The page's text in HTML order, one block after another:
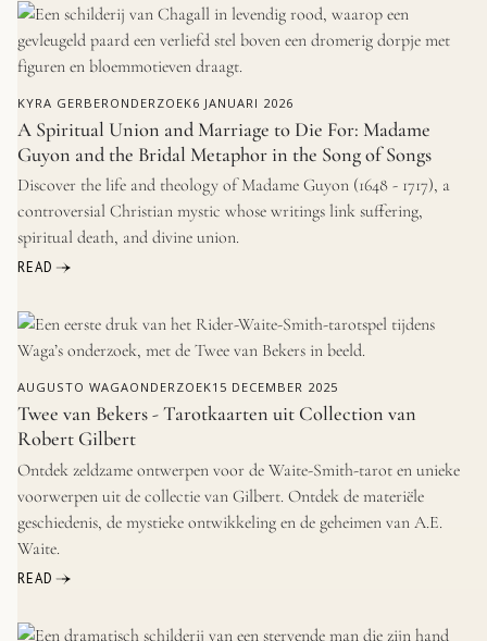
KYRA GERBER ONDERZOEK6 JANUARI 2026
A Spiritual Union and Marriage to Die For: Madame
Guyon and the Bridal Metaphor in the Song of Songs
Discover the life and theology of Madame Guyon (1648 - 1717), a
controversial Christian mystic whose writings link suffering,
spiritual death, and divine union.
READ
AUGUSTO WAGAONDERZOEK15 DECEMBER 2025
Twee van Bekers - Tarotkaarten uit Collection van
Robert Gilbert
Ontdek zeldzame ontwerpen voor de Waite-Smith-tarot en unieke
voorwerpen uit de collectie van Gilbert. Ontdek de materiële
geschiedenis, de mystieke ontwikkeling en de geheimen van A.E.
Waite.
READ